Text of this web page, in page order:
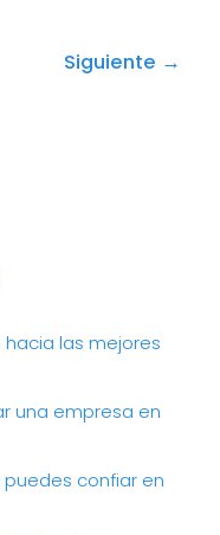
Siguiente →
las mejores
una empresa en
confiar en